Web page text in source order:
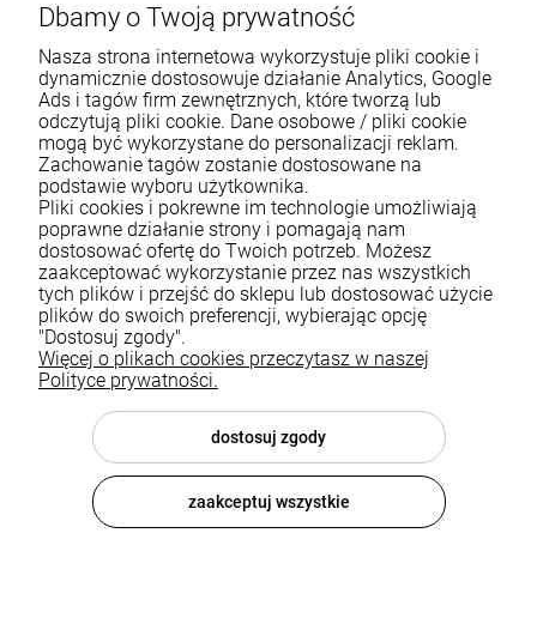
Pomoc
Moje konto
Płatności i dostawa
Informacje
Dbamy o Twoją prywatność
Nasza strona internetowa wykorzystuje pliki cookie i
dynamicznie dostosowuje działanie Analytics, Google
Ads i tagów firm zewnętrznych, które tworzą lub
odczytują pliki cookie. Dane osobowe / pliki cookie
mogą być wykorzystane do personalizacji reklam.
Zachowanie tagów zostanie dostosowane na
podstawie wyboru użytkownika.
Pliki cookies i pokrewne im technologie umożliwiają
poprawne działanie strony i pomagają nam
dostosować ofertę do Twoich potrzeb. Możesz
zaakceptować wykorzystanie przez nas wszystkich
tych plików i przejść do sklepu lub dostosować użycie
plików do swoich preferencji, wybierając opcję
"Dostosuj zgody".
Więcej o plikach cookies przeczytasz w naszej
Polityce prywatności.
dostosuj zgody
zaakceptuj wszystkie